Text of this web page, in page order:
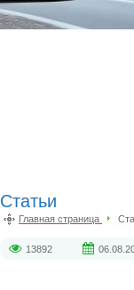
Статьи
Главная страница
13892